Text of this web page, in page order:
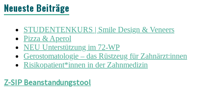
Neueste Beiträge
STUDENTENKURS | Smile Design & Veneers
Pizza & Aperol
NEU Unterstützung im 72-WP
Gerostomatologie – das Rüstzeug für Zahnärzt:innen
Risikopatient*innen in der Zahnmedizin
Z-SIP Beanstandungstool